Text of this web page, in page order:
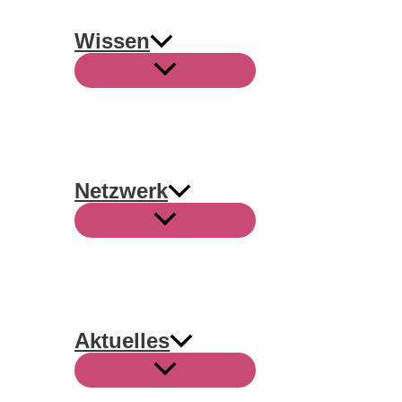
Wissen
Netzwerk
Aktuelles